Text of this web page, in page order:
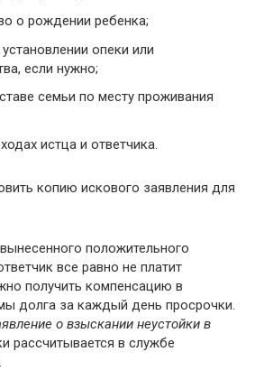
о рождении ребенка;
опеки или
если нужно;
семьи по месту проживания
истца и ответчика.
копию искового заявления для
положительного
все равно не платит
получить компенсацию в
долга за каждый день просрочки.
о взыскании неустойки в
рассчитывается в службе